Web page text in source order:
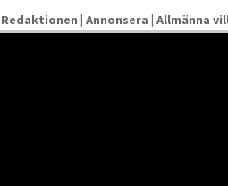
Redaktionen | Annonsera | Allmänna